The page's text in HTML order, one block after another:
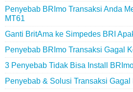
Penyebab BRImo Transaksi Anda
MT61
Ganti BritAma ke Simpedes BRI
Penyebab BRImo Transaksi Gagal
3 Penyebab Tidak Bisa Install
Penyebab & Solusi Transaksi